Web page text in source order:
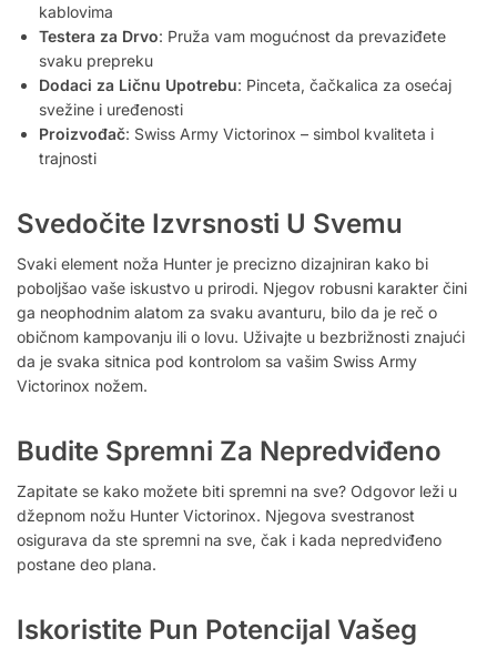
kablovima
Testera za Drvo: Pruža vam mogućnost da prevaziđete
svaku prepreku
Dodaci za Ličnu Upotrebu: Pinceta, čačkalica za osećaj
svežine i uređenosti
Proizvođač: Swiss Army Victorinox – simbol kvaliteta i
trajnosti
Svedočite Izvrsnosti U Svemu
Svaki element noža Hunter je precizno dizajniran kako bi
poboljšao vaše iskustvo u prirodi. Njegov robusni karakter čini
ga neophodnim alatom za svaku avanturu, bilo da je reč o
običnom kampovanju ili o lovu. Uživajte u bezbrižnosti znajući
da je svaka sitnica pod kontrolom sa vašim Swiss Army
Victorinox nožem.
Budite Spremni Za Nepredviđeno
Zapitate se kako možete biti spremni na sve? Odgovor leži u
džepnom nožu Hunter Victorinox. Njegova svestranost
osigurava da ste spremni na sve, čak i kada nepredviđeno
postane deo plana.
Iskoristite Pun Potencijal Vašeg